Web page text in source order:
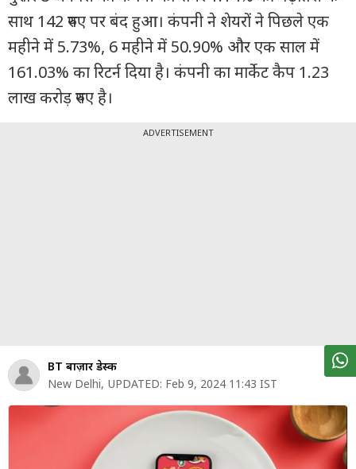
वीडियो
ट्रेंडिंग
बिजनेस
न्यूज
शेयर
बाज़ार
ट्रेंडिंग
साथ 142 रुपए पर बंद हुआ। कंपनी ने शेयरों ने पिछले एक
महीने में 5.73%, 6 महीने में 50.90% और एक साल में
161.03% का रिटर्न दिया है। कंपनी का मार्केट कैप 1.23
लाख करोड़ रुपए है।
ADVERTISEMENT
BT बाज़ार डेस्क
New Delhi, UPDATED: Feb 9, 2024 11:43 IST